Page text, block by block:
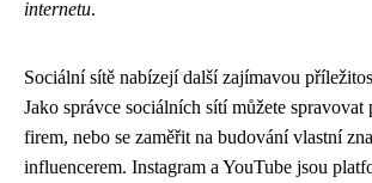
internetu.
Sociální sítě nabízejí další zajímavou
Jako správce sociálních sítí můžete
firem, nebo se zaměřit na budování vlastní
influencerem. Instagram a YouTube jsou